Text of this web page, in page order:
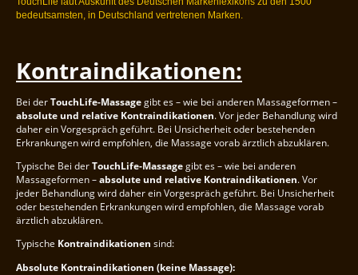
bedeutsamsten, in Deutschland vertretenen Marken.
Kontraindikationen:
Bei derTouchLife-Massagegibt es – wie bei anderen Massageformen –
absolute und relative Kontraindikationen. Vor jeder Behandlung wird
daher ein Vorgespräch geführt. Bei Unsicherheit oder bestehenden
Erkrankungen wird empfohlen, die Massage vorab ärztlich abzuklären.
Typische Bei derTouchLife-Massagegibt es – wie bei anderen
Massageformen –absolute und relative Kontraindikationen. Vor
jeder Behandlung wird daher ein Vorgespräch geführt. Bei Unsicherheit
oder bestehenden Erkrankungen wird empfohlen, die Massage vorab
ärztlich abzuklären.
Typische Kontraindikationen sind:
Absolute Kontraindikationen (keine Massage):